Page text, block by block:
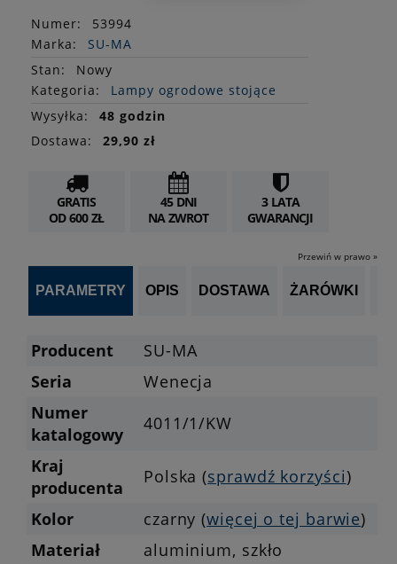
Numer:
53994
Marka:
SU-MA
Stan:
Nowy
Kategoria:
Lampy ogrodowe stojące
Wysyłka:
48 godzin
Dostawa:
29,90 zł
GRATIS
OD 600 ZŁ
45 DNI
NA ZWROT
3 LATA
GWARANCJI
Przewiń w prawo »
PARAMETRY OPIS DOSTAWA ŻARÓWKI
Producent
SU-MA
Seria
Wenecja
Numer
katalogowy
4011/1/KW
Kraj
producenta
Polska (sprawdź korzyści)
Kolor
czarny (więcej o tej barwie)
Materiał
aluminium, szkło